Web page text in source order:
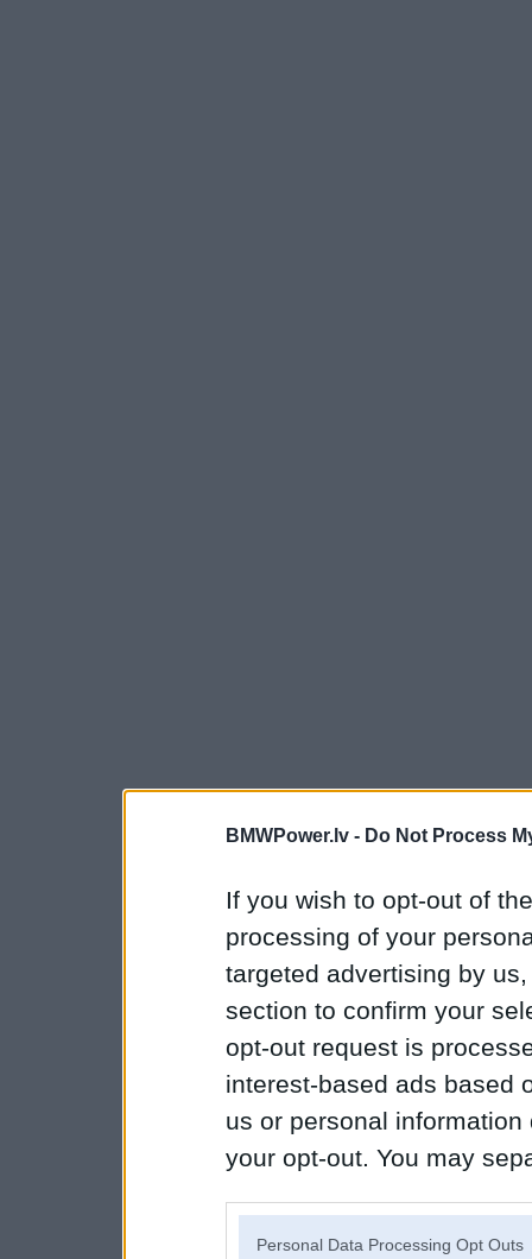
BMWPower.lv - Do Not Process
If you wish to opt-out of
processing of your
targeted advertising by
section to confirm your
opt-out request is
interest-based ads based
us or personal
your opt-out. You may
Personal Data Processing Opt Outs